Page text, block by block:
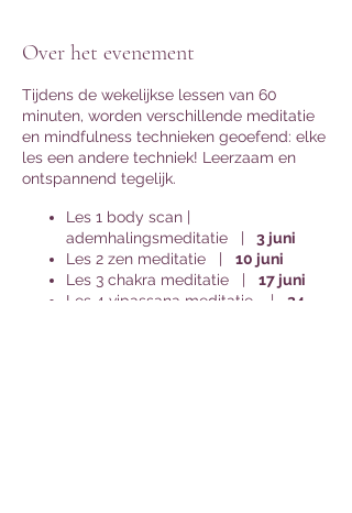
Over het evenement
Tijdens de wekelijkse lessen van 60
minuten, worden verschillende meditatie
en mindfulness technieken geoefend: elke
les een andere techniek! Leerzaam en
ontspannend tegelijk.
Les 1 body scan |
ademhalingsmeditatie |
3 juni
Les 2 zen meditatie | 10 juni
Les 3 chakra meditatie | 17 juni
Les 4 vipassana meditatie | 24